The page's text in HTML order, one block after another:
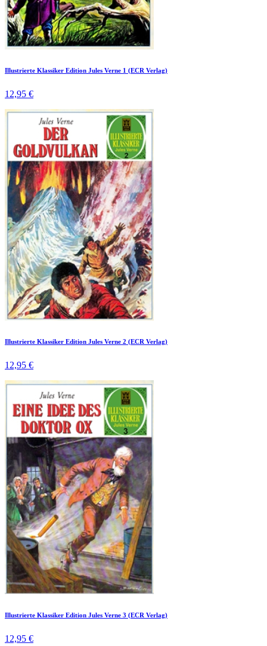
Illustrierte Klassiker Edition Jules Verne 1 (ECR Verlag)
12,95 €
Illustrierte Klassiker Edition Jules Verne 2 (ECR Verlag)
12,95 €
Illustrierte Klassiker Edition Jules Verne 3 (ECR Verlag)
12,95 €